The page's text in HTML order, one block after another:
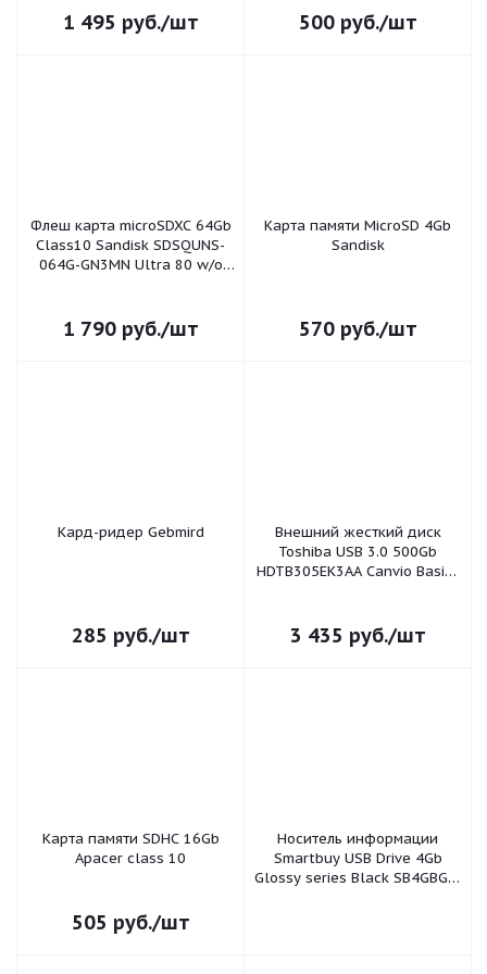
1 495 руб./шт 500руб./шт
Флеш карта microSDXC 64Gb
Class10 Sandisk SDSQUNS-
064G-GN3MN Ultra 80 w/o
1 790руб./шт
Карта памяти MicroSD 4Gb
Sandisk
570руб./шт
Кард-ридер Gebmird
285 руб./шт
Внешний жесткий диск
Toshiba USB 3.0 500Gb
HDTB305EK3AA Canvio Basics
3 435 руб./шт
Карта памяти SDHC 16Gb
Apacer class 10
505 руб./шт
Носитель информации
Smartbuy USB Drive 4Gb
Glossy series Black SB4GBGS-